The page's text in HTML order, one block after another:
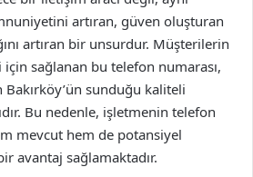
artıran, güven oluşturan
artıran bir unsurdur. Müşterilerin
sağlanan bu telefon numarası,
Bakırköy’ün sunduğu kaliteli
Bu nedenle, işletmenin telefon
mevcut hem de potansiyel
avantaj sağlamaktadır.